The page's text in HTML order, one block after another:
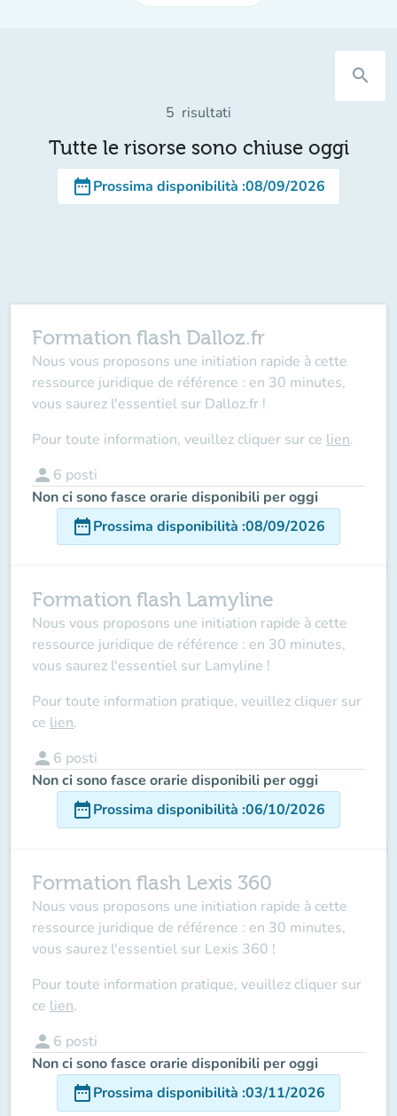
search
5 risultati
Tutte le risorse sono chiuse oggi
date_rangeProssima disponibilità :08/09/2026
Formation flash Dalloz.fr
Nous vous proposons une initiation rapide à cette
ressource juridique de référence : en 30 minutes,
vous saurez l'essentiel sur Dalloz.fr !
Pour toute information, veuillez cliquer sur ce lien.
person 6 posti
Non ci sono fasce orarie disponibili per oggi
date_rangeProssima disponibilità :08/09/2026
Formation flash Lamyline
Nous vous proposons une initiation rapide à cette
ressource juridique de référence : en 30 minutes,
vous saurez l'essentiel sur Lamyline !
Pour toute information pratique, veuillez cliquer sur
ce lien.
person 6 posti
Non ci sono fasce orarie disponibili per oggi
date_rangeProssima disponibilità :06/10/2026
Formation flash Lexis 360
Nous vous proposons une initiation rapide à cette
ressource juridique de référence : en 30 minutes,
vous saurez l'essentiel sur Lexis 360 !
Pour toute information pratique, veuillez cliquer sur
ce lien.
person 6 posti
Non ci sono fasce orarie disponibili per oggi
date_rangeProssima disponibilità :03/11/2026